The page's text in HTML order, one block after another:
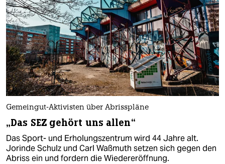
Gemeingut-Aktivisten über Abrisspläne
„Das SEZ gehört uns allen“
Das Sport- und Erholungszentrum wird 44 Jahre alt.
Jorinde Schulz und Carl Waßmuth setzen sich gegen den
Abriss ein und fordern die Wiedereröffnung.